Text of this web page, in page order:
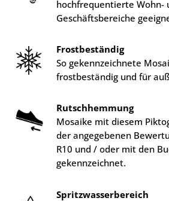
hochfrequentierte Wohn-
Geschäftsbereiche
Frostbeständig
So gekennzeichnete
frostbeständig und für
Rutschhemmung
Mosaike mit diesem
der angegebenen
R10 und / oder mit den
gekennzeichnet.
Spritzwasserbereich